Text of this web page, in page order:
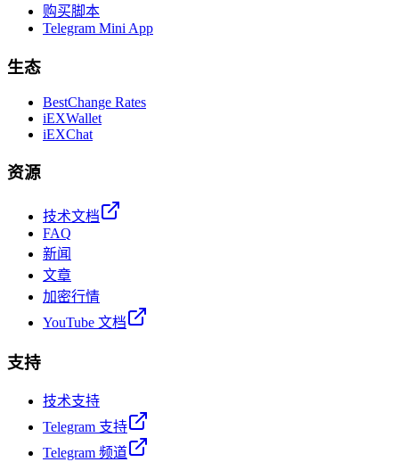
购买脚本
Telegram Mini App
生态
BestChange Rates
iEXWallet
iEXChat
资源
技术文档
FAQ
新闻
文章
加密行情
YouTube 文档
支持
技术支持
Telegram 支持
Telegram 频道